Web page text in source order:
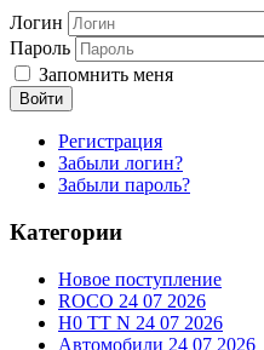
Логин
Пароль
Запомнить меня
Войти
Регистрация
Забыли логин?
Забыли пароль?
Категории
Новое поступление
ROCO 24 07 2026
H0 TT N 24 07 2026
Автомобили 24 07 2026